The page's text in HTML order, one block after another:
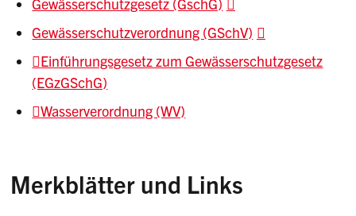
Gewässerschutzverordnung (GSchV)
Einführungsgesetz zum Gewässerschutzgesetz
(EGzGSchG)
Wasserverordnung (WV)
Merkblätter und Links